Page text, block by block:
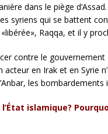
dans le piège
syriens qui se battent
Raqqa, et il y
contre le
en Irak et en Syrie
les
islamique?